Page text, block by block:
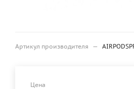
Артикул производителя —
Цена